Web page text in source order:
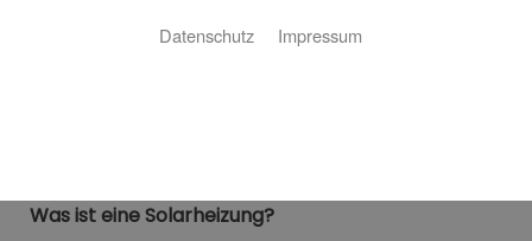
Was ist eine Solarheizung?
Datenschutz Impressum